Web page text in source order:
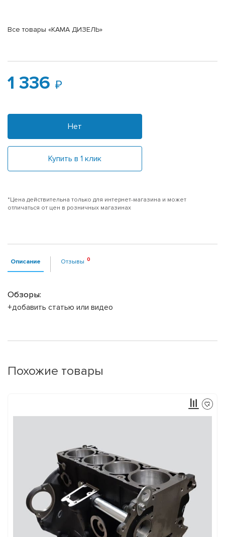
Все товары «КАМА ДИЗЕЛЬ»
1 336
Нет
Купить в 1 клик
*Цена действительна только для интернет-магазина и может
отличаться от цен в розничных магазинах
Описание Отзывы
Обзоры:
+добавить статью или видео
Похожие товары